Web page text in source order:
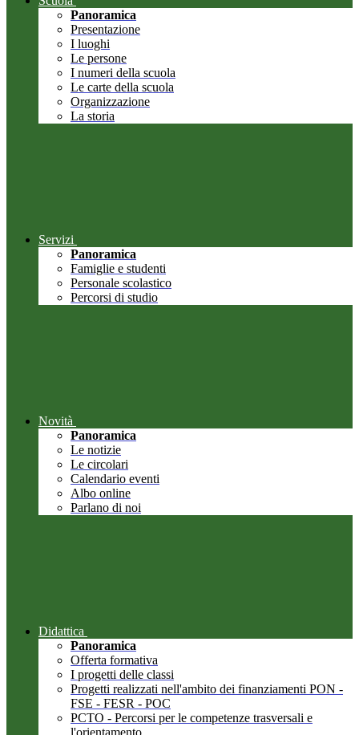
Panoramica
Presentazione
I luoghi
Le persone
I numeri della scuola
Le carte della scuola
Organizzazione
La storia
Servizi
Panoramica
Famiglie e studenti
Personale scolastico
Percorsi di studio
Novità
Panoramica
Le notizie
Le circolari
Calendario eventi
Albo online
Parlano di noi
Didattica
Panoramica
Offerta formativa
I progetti delle classi
Progetti realizzati nell'ambito dei finanziamenti PON -
FSE - FESR - POC
PCTO - Percorsi per le competenze trasversali e